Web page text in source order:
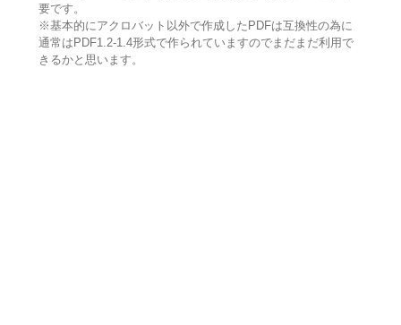
要です。
※基本的にアクロバット以外で作成したPDFは互換性の為に
通常はPDF1.2-1.4形式で作られていますのでまだまだ利用で
きるかと思います。